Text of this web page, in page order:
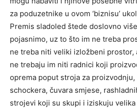
za poduzetnike u ovom ‘biznisu’
Premis sladoled štede doslovno
pojasnimo, uz to što im ne treba
ne treba niti veliki izložbeni prostor,
ne trebaju im niti radnici koji
oprema poput stroja za
schockera, čuvara smjese,
strojevi koji su skupi i iziskuju velika